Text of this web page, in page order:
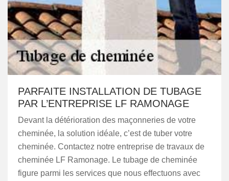
PARFAITE INSTALLATION DE TUBAGE
PAR L’ENTREPRISE LF RAMONAGE
Devant la détérioration des maçonneries de votre
cheminée, la solution idéale, c’est de tuber votre
cheminée. Contactez notre entreprise de travaux de
cheminée LF Ramonage. Le tubage de cheminée
figure parmi les services que nous effectuons avec